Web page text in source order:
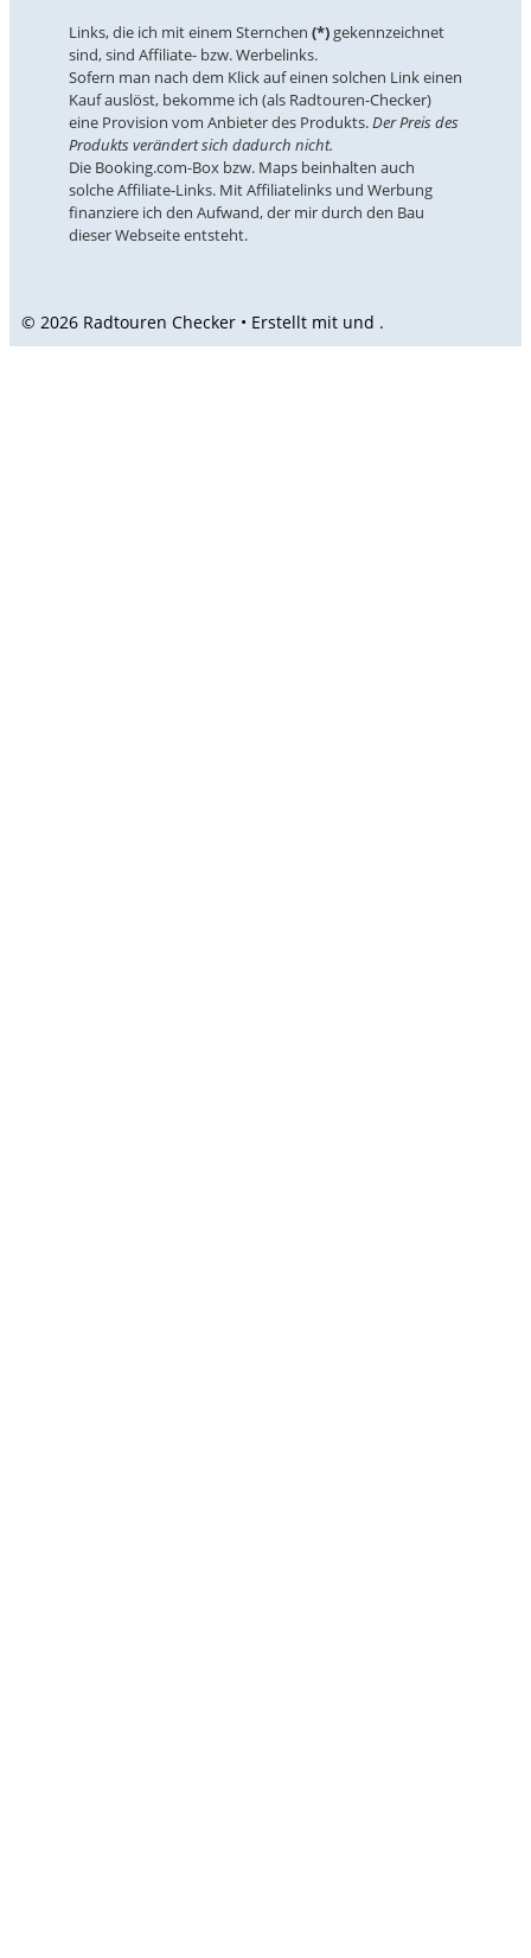
Links, die ich mit einem Sternchen (*)gekennzeichnet
sind, sind Affiliate- bzw. Werbelinks.
Sofern man nach dem Klick auf einen solchen Link einen
Kauf auslöst, bekomme ich (als Radtouren-Checker)
eine Provision vom Anbieter des Produkts.Der Preis des
Produkts verändert sich dadurch nicht.
Die Booking.com-Box bzw. Maps beinhalten auch
solche Affiliate-Links. Mit Affiliatelinks und Werbung
finanziere ich den Aufwand, der mir durch den Bau
dieser Webseite entsteht.
© 2026 Radtouren Checker • Erstellt mit und .